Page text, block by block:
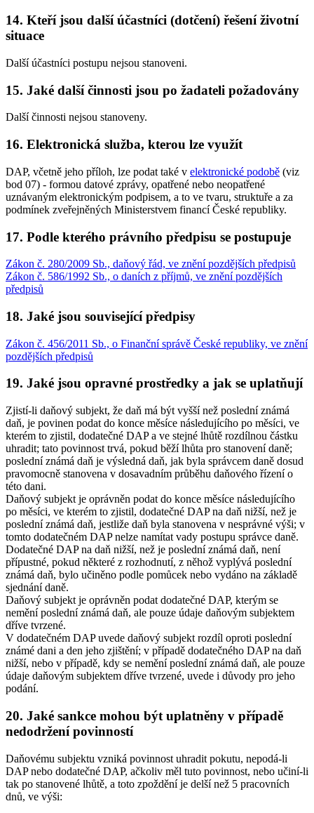
14. Kteří jsou další účastníci (dotčení) řešení životní
situace
Další účastníci postupu nejsou stanoveni.
15. Jaké další činnosti jsou po žadateli požadovány
Další činnosti nejsou stanoveny.
16. Elektronická služba, kterou lze využít
DAP, včetně jeho příloh, lze podat také v elektronické podobě (viz
bod 07) - formou datové zprávy, opatřené nebo neopatřené
uznávaným elektronickým podpisem, a to ve tvaru, struktuře a za
podmínek zveřejněných Ministerstvem financí České republiky.
17. Podle kterého právního předpisu se postupuje
Zákon č. 280/2009 Sb., daňový řád, ve znění pozdějších předpisů
Zákon č. 586/1992 Sb., o daních z příjmů, ve znění pozdějších
předpisů
18. Jaké jsou související předpisy
Zákon č. 456/2011 Sb., o Finanční správě České republiky, ve znění
pozdějších předpisů
19. Jaké jsou opravné prostředky a jak se uplatňují
Zjistí-li daňový subjekt, že daň má být vyšší než poslední známá
daň, je povinen podat do konce měsíce následujícího po měsíci, ve
kterém to zjistil, dodatečné DAP a ve stejné lhůtě rozdílnou částku
uhradit; tato povinnost trvá, pokud běží lhůta pro stanovení daně;
poslední známá daň je výsledná daň, jak byla správcem daně dosud
pravomocně stanovena v dosavadním průběhu daňového řízení o
této dani.
Daňový subjekt je oprávněn podat do konce měsíce následujícího
po měsíci, ve kterém to zjistil, dodatečné DAP na daň nižší, než je
poslední známá daň, jestliže daň byla stanovena v nesprávné výši; v
tomto dodatečném DAP nelze namítat vady postupu správce daně.
Dodatečné DAP na daň nižší, než je poslední známá daň, není
přípustné, pokud některé z rozhodnutí, z něhož vyplývá poslední
známá daň, bylo učiněno podle pomůcek nebo vydáno na základě
sjednání daně.
Daňový subjekt je oprávněn podat dodatečné DAP, kterým se
nemění poslední známá daň, ale pouze údaje daňovým subjektem
dříve tvrzené.
V dodatečném DAP uvede daňový subjekt rozdíl oproti poslední
známé dani a den jeho zjištění; v případě dodatečného DAP na daň
nižší, nebo v případě, kdy se nemění poslední známá daň, ale pouze
údaje daňovým subjektem dříve tvrzené, uvede i důvody pro jeho
podání.
20. Jaké sankce mohou být uplatněny v případě
nedodržení povinností
Daňovému subjektu vzniká povinnost uhradit pokutu, nepodá-li
DAP nebo dodatečné DAP, ačkoliv měl tuto povinnost, nebo učiní-li
tak po stanovené lhůtě, a toto zpoždění je delší než 5 pracovních
dnů, ve výši: